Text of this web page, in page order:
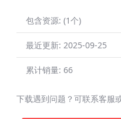
包含资源: (1个)
最近更新: 2025-09-25
累计销量: 66
下载遇到问题？可联系客服